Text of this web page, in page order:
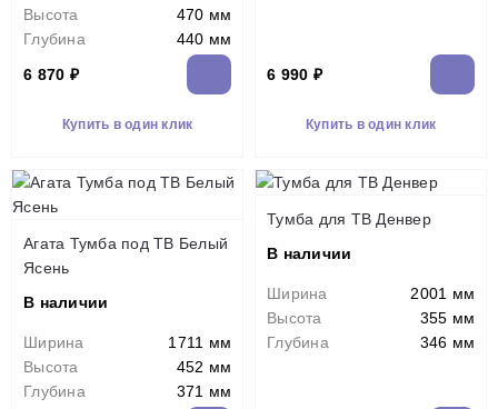
Высота
470 мм
Глубина
440 мм
6 870 ₽
Купить в один клик
6 990 ₽
Купить в один клик
Агата Тумба под ТВ Белый
Ясень
В наличии
Ширина
1711 мм
Высота
452 мм
Глубина
371 мм
Тумба для ТВ Денвер
В наличии
Ширина
2001 мм
Высота
355 мм
Глубина
346 мм